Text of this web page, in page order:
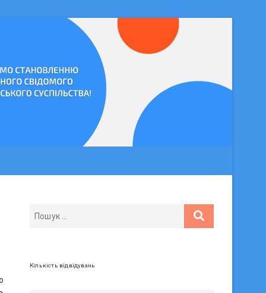
Кількість відвідувань